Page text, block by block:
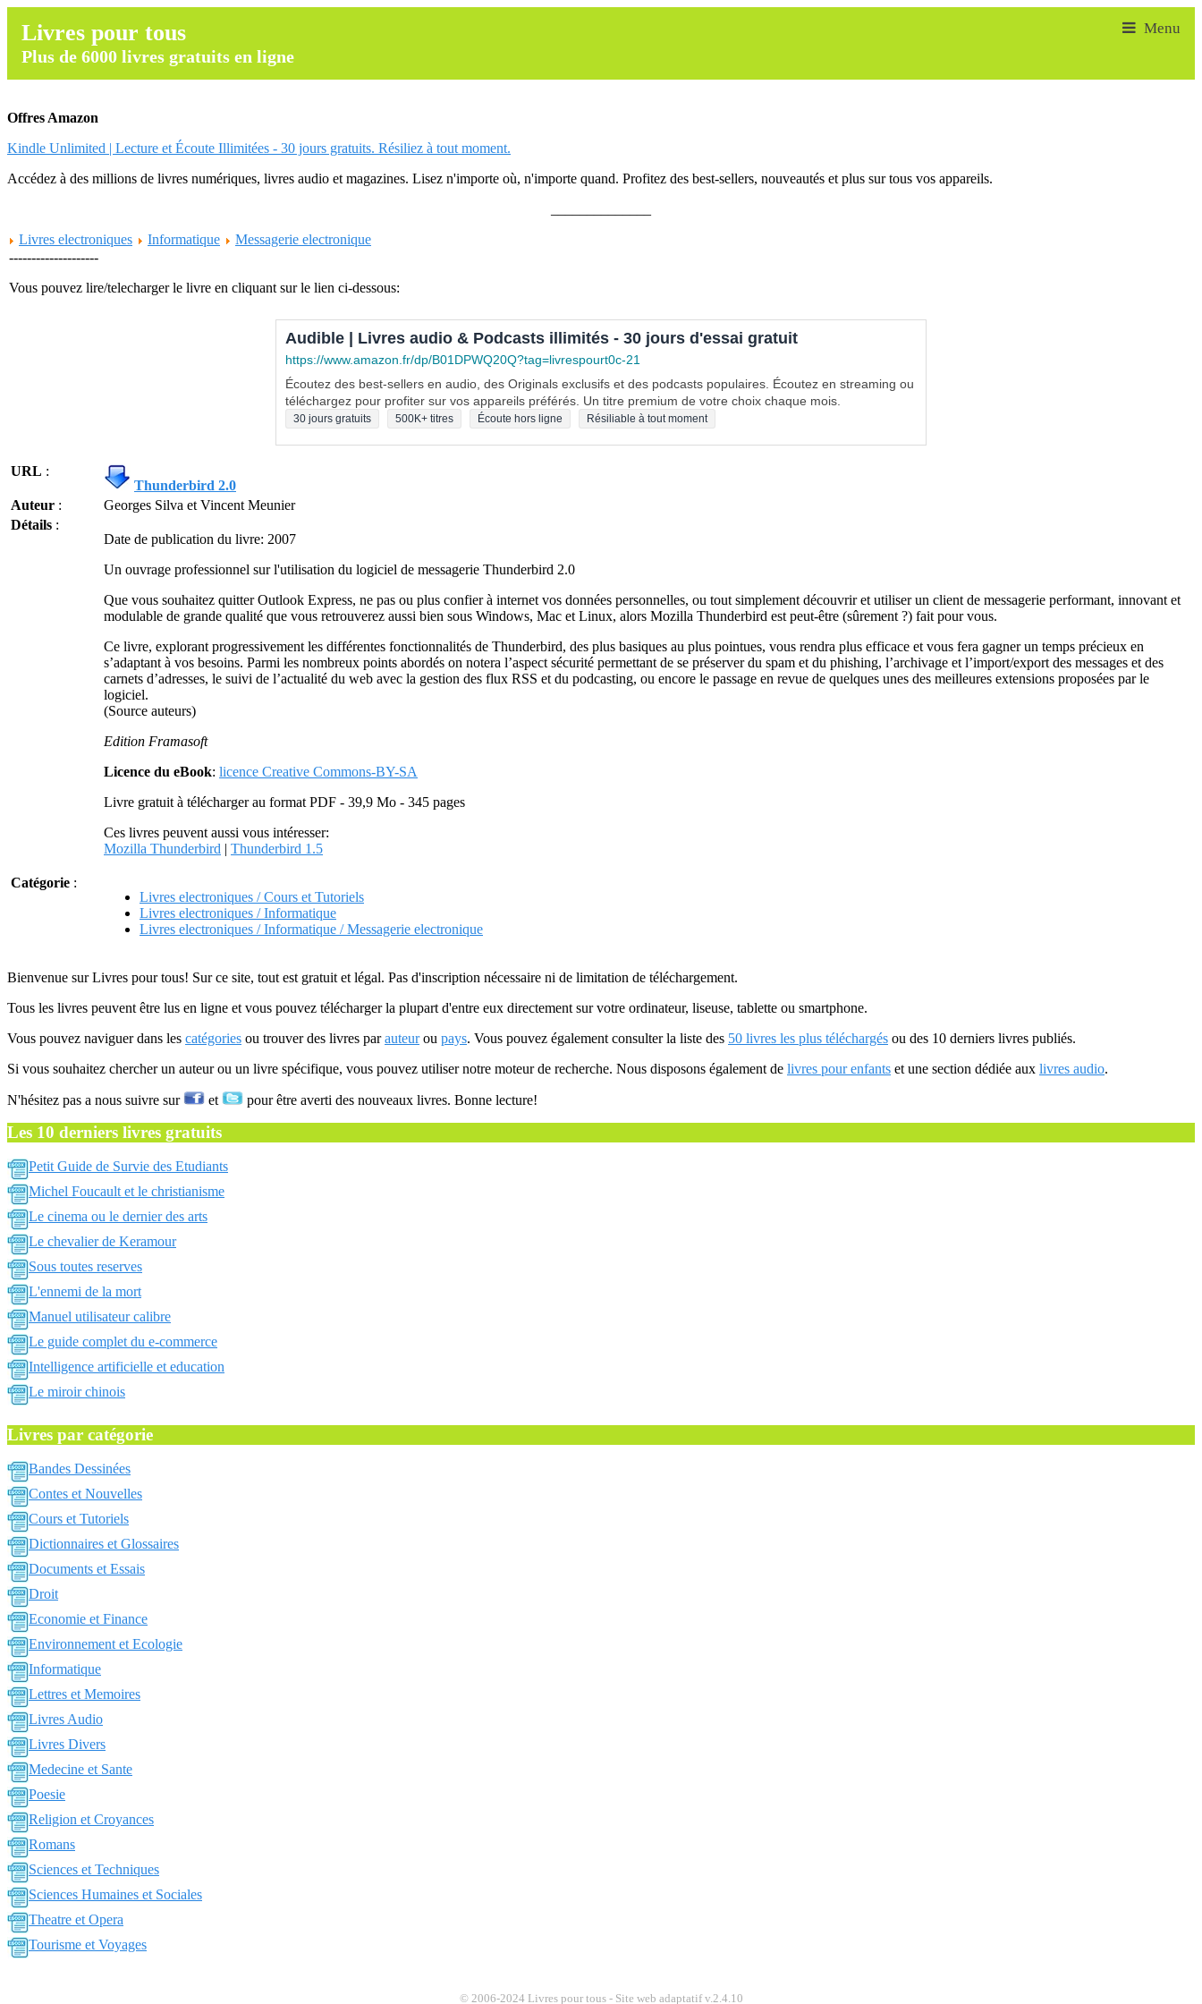
Livres pour tous
Plus de 6000 livres gratuits en ligne
Offres Amazon
Kindle Unlimited | Lecture et Écoute Illimitées - 30 jours gratuits. Résiliez à tout moment.
Accédez à des millions de livres numériques, livres audio et magazines. Lisez n'importe où, n'importe quand. Profitez des best-sellers, nouveautés et plus sur tous vos appareils.
Livres electroniques
Informatique
Messagerie electronique
--------------------
Vous pouvez lire/telecharger le livre en cliquant sur le lien ci-dessous:
Audible | Livres audio & Podcasts illimités - 30 jours d'essai gratuit
https://www.amazon.fr/dp/B01DPWQ20Q?tag=livrespourt0c-21
Écoutez des best-sellers en audio, des Originals exclusifs et des podcasts populaires. Écoutez en streaming ou
téléchargez pour profiter sur vos appareils préférés. Un titre premium de votre choix chaque mois.
30 jours gratuits 500K+ titres Écoute hors ligne Résiliable à tout moment
URL :
Thunderbird 2.0
Auteur :
Georges Silva et Vincent Meunier
Détails :
Date de publication du livre: 2007
Un ouvrage professionnel sur l'utilisation du logiciel de messagerie Thunderbird 2.0
Que vous souhaitez quitter Outlook Express, ne pas ou plus confier à internet vos données personnelles, ou tout simplement découvrir et utiliser un client de messagerie performant, innovant et
modulable de grande qualité que vous retrouverez aussi bien sous Windows, Mac et Linux, alors Mozilla Thunderbird est peut-être (sûrement ?) fait pour vous.
Ce livre, explorant progressivement les différentes fonctionnalités de Thunderbird, des plus basiques au plus pointues, vous rendra plus efficace et vous fera gagner un temps précieux en
s’adaptant à vos besoins. Parmi les nombreux points abordés on notera l’aspect sécurité permettant de se préserver du spam et du phishing, l’archivage et l’import/export des messages et des
carnets d’adresses, le suivi de l’actualité du web avec la gestion des flux RSS et du podcasting, ou encore le passage en revue de quelques unes des meilleures extensions proposées par le
logiciel.
(Source auteurs)
Edition Framasoft
Licence du eBook: licence Creative Commons-BY-SA
Livre gratuit à télécharger au format PDF - 39,9 Mo - 345 pages
Ces livres peuvent aussi vous intéresser:
Mozilla Thunderbird | Thunderbird 1.5
Catégorie :
Livres electroniques / Cours et Tutoriels
Livres electroniques / Informatique
Livres electroniques / Informatique / Messagerie electronique
Bienvenue sur Livres pour tous! Sur ce site, tout est gratuit et légal. Pas d'inscription nécessaire ni de limitation de téléchargement.
Tous les livres peuvent être lus en ligne et vous pouvez télécharger la plupart d'entre eux directement sur votre ordinateur, liseuse, tablette ou smartphone.
Vous pouvez naviguer dans les catégories ou trouver des livres parauteurou pays. Vous pouvez également consulter la liste des 50 livres les plus téléchargés ou des 10 derniers livres publiés.
Si vous souhaitez chercher un auteur ou un livre spécifique, vous pouvez utiliser notre moteur de recherche. Nous disposons également de livres pour enfants et une section dédiée aux livres audio.
N'hésitez pas a nous suivre sur et pour être averti des nouveaux livres. Bonne lecture!
Les 10 derniers livres gratuits
Petit Guide de Survie des Etudiants
Michel Foucault et le christianisme
Le cinema ou le dernier des arts
Le chevalier de Keramour
Sous toutes reserves
L'ennemi de la mort
Manuel utilisateur calibre
Le guide complet du e-commerce
Intelligence artificielle et education
Le miroir chinois
Livres par catégorie
Bandes Dessinées
Contes et Nouvelles
Cours et Tutoriels
Dictionnaires et Glossaires
Documents et Essais
Droit
Economie et Finance
Environnement et Ecologie
Informatique
Lettres et Memoires
Livres Audio
Livres Divers
Medecine et Sante
Poesie
Religion et Croyances
Romans
Sciences et Techniques
Sciences Humaines et Sociales
Theatre et Opera
Tourisme et Voyages
© 2006-2024 Livres pour tous - Site web adaptatif v.2.4.10